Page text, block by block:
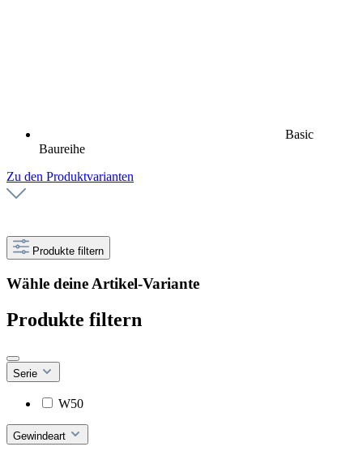
Basic
Baureihe
Zu den Produktvarianten
Produkte filtern
Wähle deine Artikel-Variante
Produkte filtern
Serie
W50
Gewindeart